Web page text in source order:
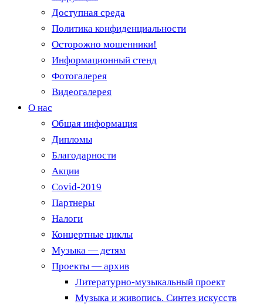
Доступная среда
Политика конфиденциальности
Осторожно мошенники!
Информационный стенд
Фотогалерея
Видеогалерея
О нас
Общая информация
Дипломы
Благодарности
Акции
Covid-2019
Партнеры
Налоги
Концертные циклы
Музыка — детям
Проекты — архив
Литературно-музыкальный проект
Музыка и живопись. Синтез искусств